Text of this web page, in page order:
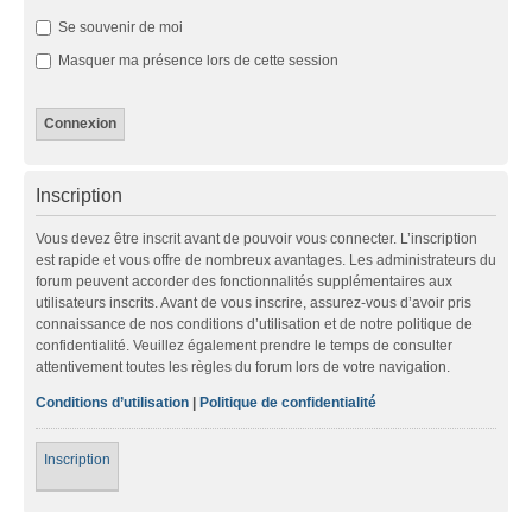
Se souvenir de moi
Masquer ma présence lors de cette session
Inscription
Vous devez être inscrit avant de pouvoir vous connecter. L’inscription
est rapide et vous offre de nombreux avantages. Les administrateurs du
forum peuvent accorder des fonctionnalités supplémentaires aux
utilisateurs inscrits. Avant de vous inscrire, assurez-vous d’avoir pris
connaissance de nos conditions d’utilisation et de notre politique de
confidentialité. Veuillez également prendre le temps de consulter
attentivement toutes les règles du forum lors de votre navigation.
Conditions d’utilisation | Politique de confidentialité
Inscription